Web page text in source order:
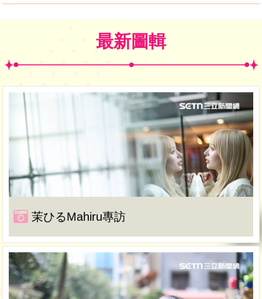
最新圖輯
茉ひるMahiru專訪